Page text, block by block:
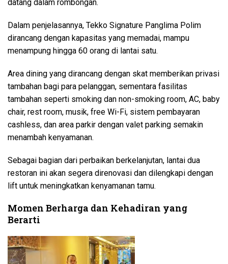
datang dalam rombongan.
Dalam penjelasannya, Tekko Signature Panglima Polim
dirancang dengan kapasitas yang memadai, mampu
menampung hingga 60 orang di lantai satu.
Area dining yang dirancang dengan skat memberikan privasi
tambahan bagi para pelanggan, sementara fasilitas
tambahan seperti smoking dan non-smoking room, AC, baby
chair, rest room, musik, free Wi-Fi, sistem pembayaran
cashless, dan area parkir dengan valet parking semakin
menambah kenyamanan.
Sebagai bagian dari perbaikan berkelanjutan, lantai dua
restoran ini akan segera direnovasi dan dilengkapi dengan
lift untuk meningkatkan kenyamanan tamu.
Momen Berharga dan Kehadiran yang
Berarti